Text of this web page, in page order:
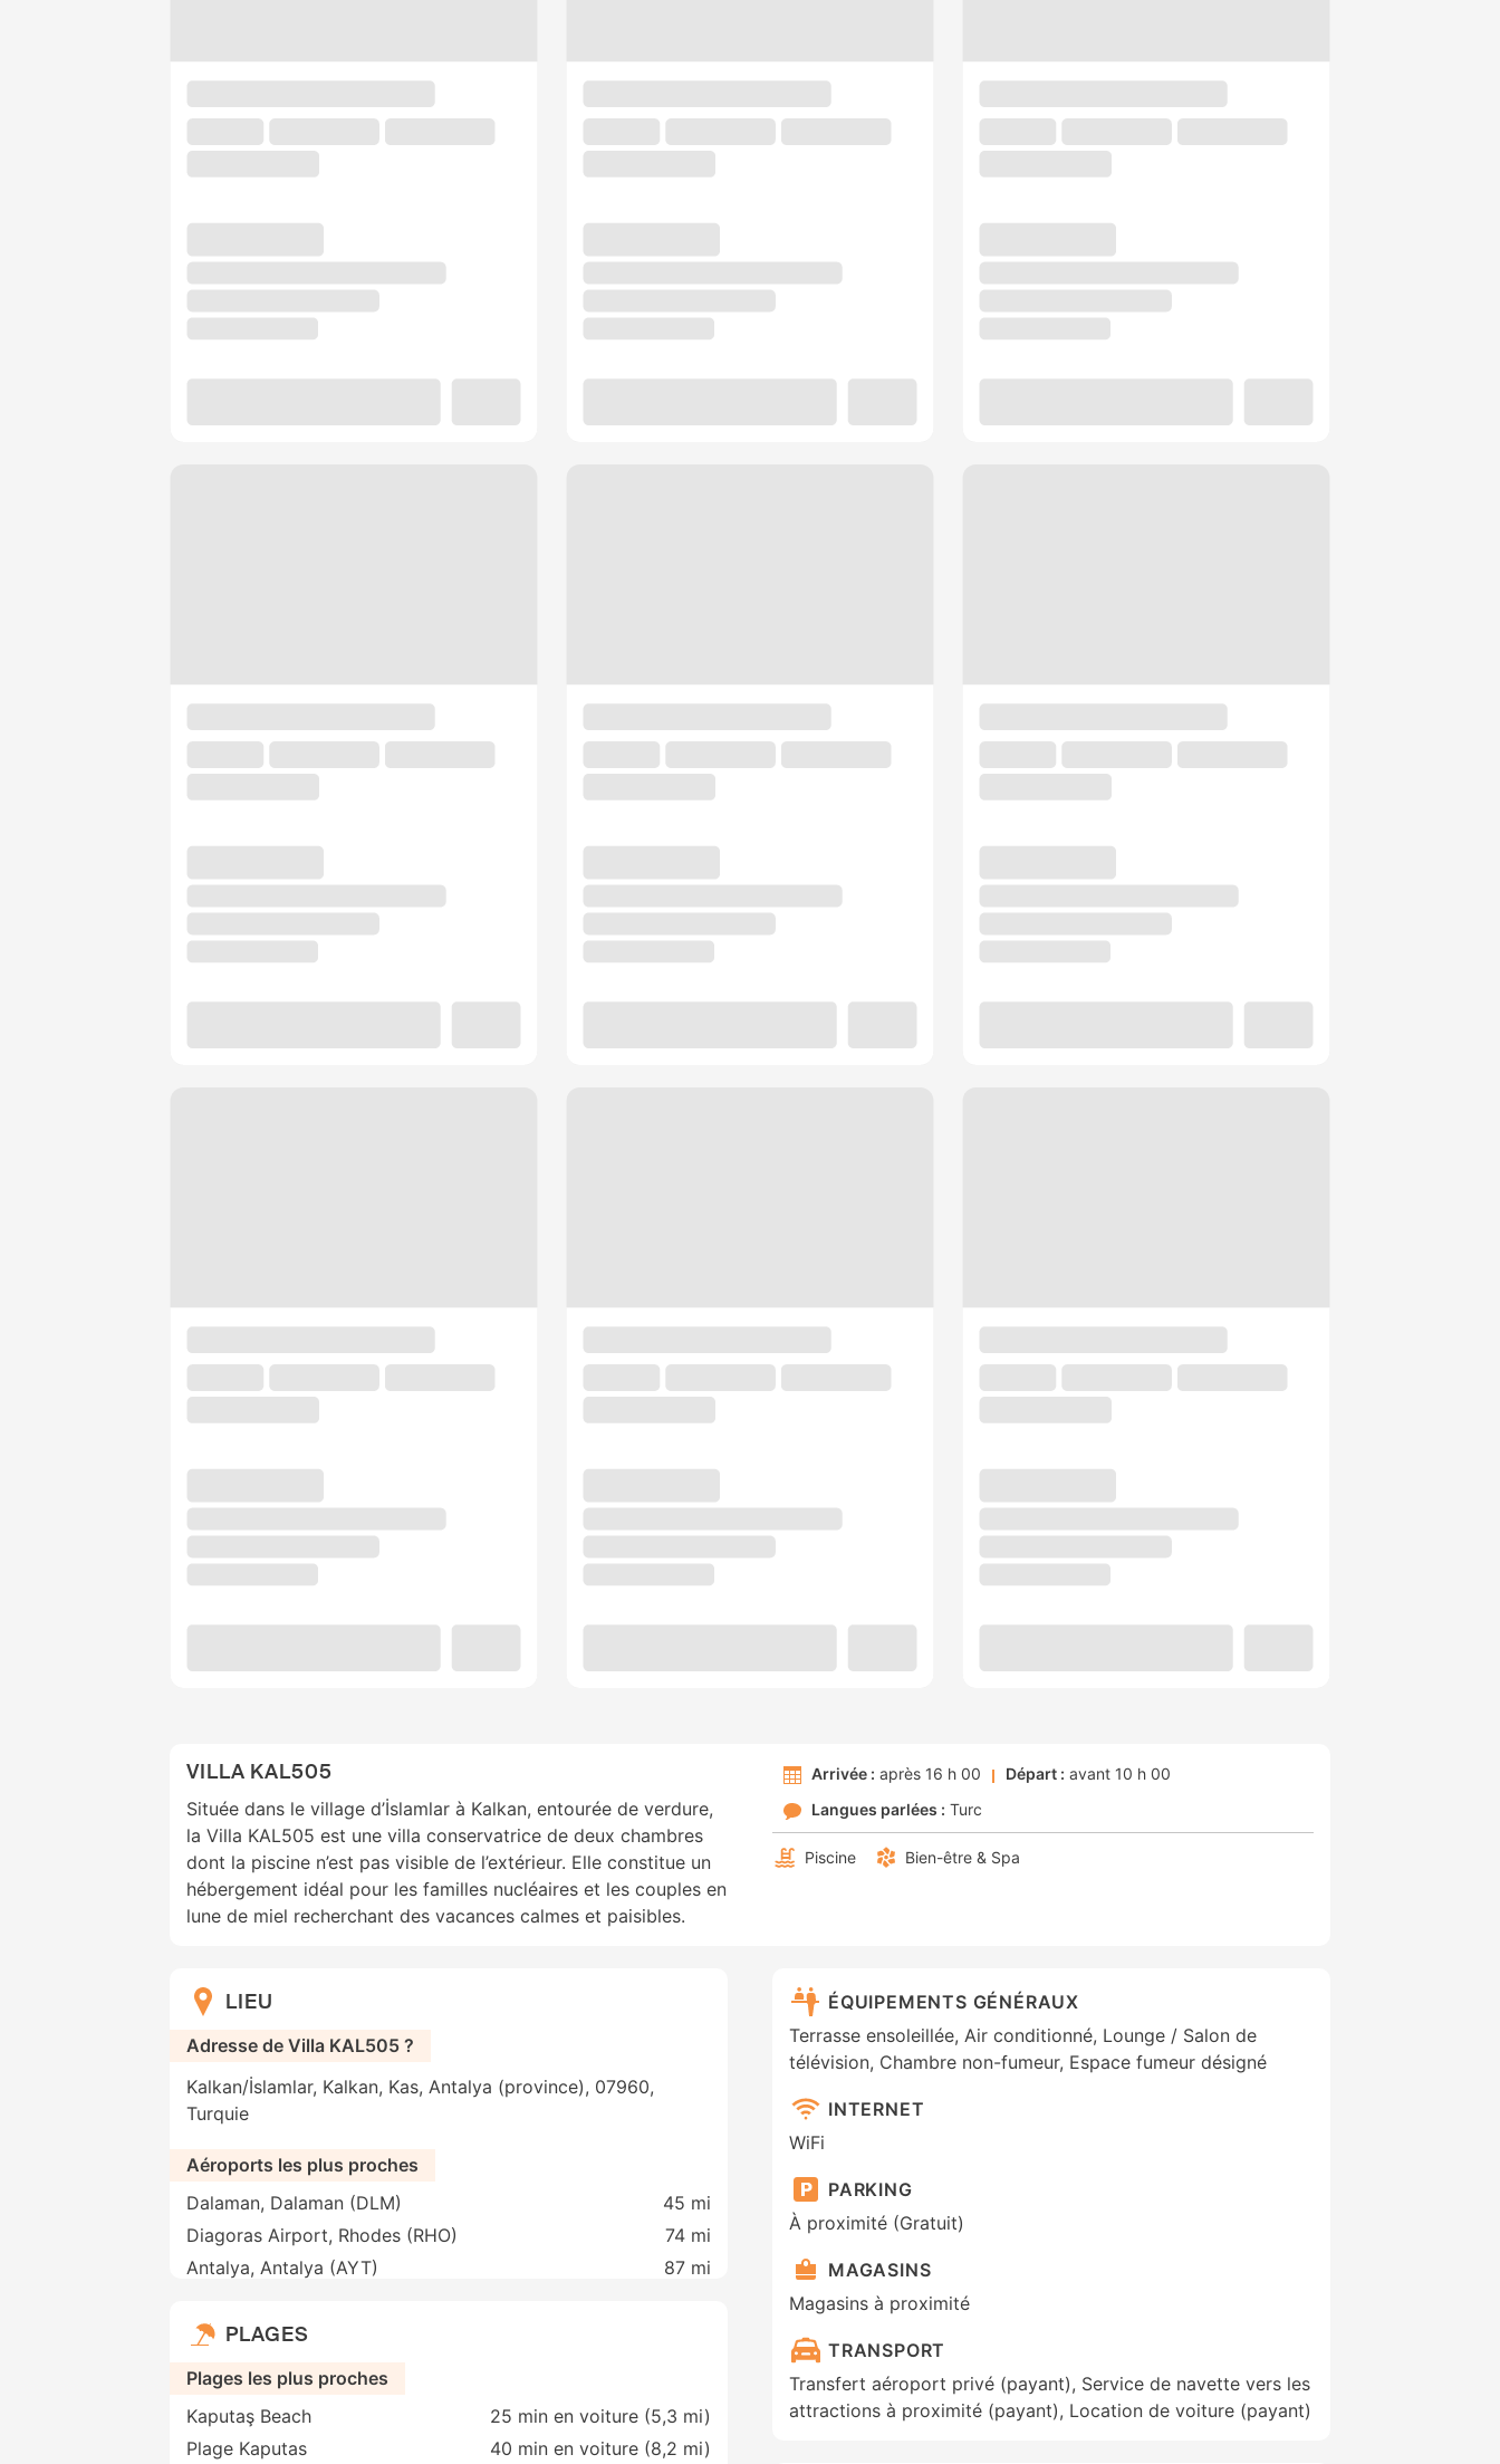
VILLA KAL505
Située dans le village d’İslamlar à Kalkan, entourée de verdure,
la Villa KAL505 est une villa conservatrice de deux chambres
dont la piscine n’est pas visible de l’extérieur. Elle constitue un
hébergement idéal pour les familles nucléaires et les couples en
lune de miel recherchant des vacances calmes et paisibles.
Arrivée : après 16 h 00 Départ : avant 10 h 00
Langues parlées : Turc
Piscine Bien-être & Spa
LIEU
Adresse de Villa KAL505 ?
Kalkan/İslamlar, Kalkan, Kas, Antalya (province), 07960,
Turquie
Aéroports les plus proches
Dalaman, Dalaman (DLM)
45 mi
Diagoras Airport, Rhodes (RHO)
74 mi
Antalya, Antalya (AYT)
87 mi
PLAGES
Plages les plus proches
Kaputaş Beach
25 min en voiture (5,3 mi)
Plage Kaputas
40 min en voiture (8,2 mi)
ÉQUIPEMENTS GÉNÉRAUX
Terrasse ensoleillée, Air conditionné, Lounge / Salon de
télévision, Chambre non-fumeur, Espace fumeur désigné
INTERNET
WiFi
PARKING
À proximité (Gratuit)
MAGASINS
Magasins à proximité
TRANSPORT
Transfert aéroport privé (payant), Service de navette vers les
attractions à proximité (payant), Location de voiture (payant)